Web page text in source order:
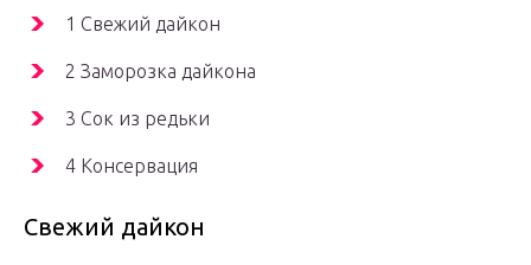
1 Свежий дайкон
2 Заморозка дайкона
3 Сок из редьки
4 Консервация
Свежий дайкон